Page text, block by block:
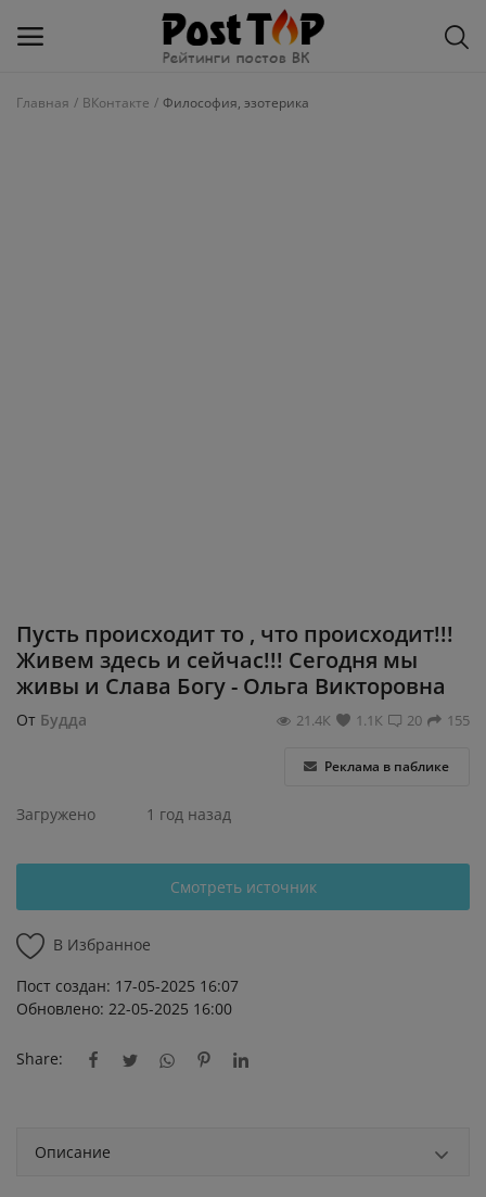
Главная ВКонтакте Философия, эзотерика
Пусть происходит то , что происходит!!!
Живем здесь и сейчас!!! Сегодня мы
живы и Слава Богу - Ольга Викторовна
От Будда 155
20
1.1К
21.4К
Реклама в паблике
Загружено 1 год назад
Смотреть источник
В Избранное
Пост создан: 17-05-2025 16:07
Обновлено: 22-05-2025 16:00
Share:
Описание